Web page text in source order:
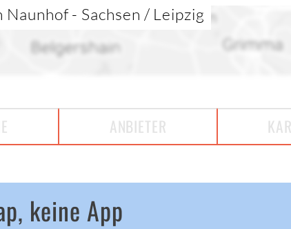
- Sachsen / Leipzig
ANBIETER
keine App